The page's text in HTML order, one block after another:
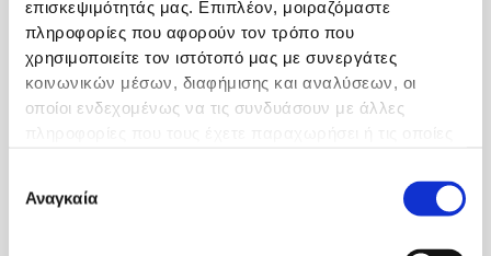
επισκεψιμότητάς μας. Επιπλέον, μοιραζόμαστε
πληροφορίες που αφορούν τον τρόπο που
χρησιμοποιείτε τον ιστότοπό μας με συνεργάτες
κοινωνικών μέσων, διαφήμισης και αναλύσεων, οι
οποίοι ενδεχομένως να τις συνδυάσουν με άλλες
συγκατάθεσης
Αναγκαία
-Kατάχρηση αλκοόλ (> από 2 ποτά την ημέρα)
-Καρδιοπάθεια: Στεφανιαία Νόσος , Συμφορητική Καρδιακή